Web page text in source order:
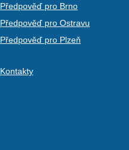
Předpověď pro Brno
Předpověď pro Ostravu
Předpověď pro Plzeň
Kontakty